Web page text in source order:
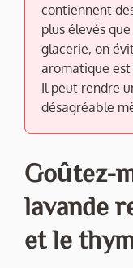
contiennent
plus élevés
glacerie, on
aromatique
Il peut rendre
désagréable
Goûtez-
lavande
et le